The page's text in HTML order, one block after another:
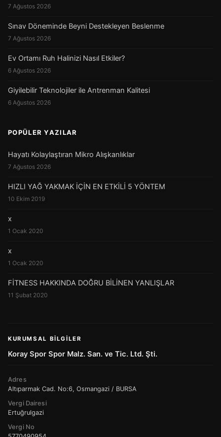
7 Ağustos 2026
Sınav Döneminde Beyni Destekleyen Beslenme
7 Ağustos 2026
Ev Ortamı Ruh Halinizi Nasıl Etkiler?
6 Ağustos 2026
Giyilebilir Teknolojiler ile Antrenman Kalitesi
6 Ağustos 2026
POPÜLER YAZILAR
Hayatı Kolaylaştıran Mikro Alışkanlıklar
7 Ağustos 2026
HIZLI YAĞ YAKMAK İÇİN EN ETKİLİ 5 YÖNTEM
10 Ekim 2019
x
1 Ocak 2020
x
1 Ocak 2020
FİTNESS HAKKINDA DOĞRU BİLİNEN YANLIŞLAR
11 Şubat 2020
KURUMSAL BILGILER
Koray Spor Spor Malz. San. ve Tic. Ltd. Şti.
Adres
Altıparmak Cad. No:6, Osmangazi / BURSA
Vergi Dairesi
Ertuğrulgazi
Vergi No